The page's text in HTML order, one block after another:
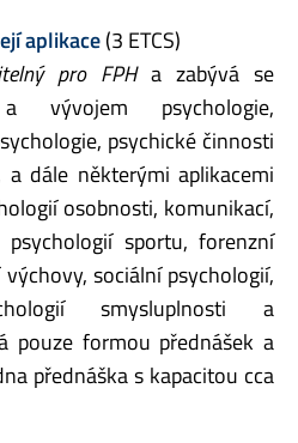
aplikace(3 ETCS)
pro FPHa zabývá se
vývojem psychologie,
psychické činnosti
a dále některými aplikacemi
osobnosti, komunikací,
sportu, forenzní
sociální psychologií,
smysluplnosti a
pouze formou přednášek a
přednáška s kapacitou cca